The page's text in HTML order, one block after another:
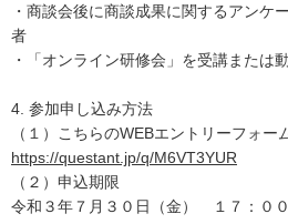
・商談会後に商談成果に関するアンケ
者
・「オンライン研修会」を受講または
4. 参加申し込み方法
（１）こちらのWEBエントリーフォー
https://questant.jp/q/M6VT3YUR
（２）申込期限
令和３年７月３０日（金） １７：０